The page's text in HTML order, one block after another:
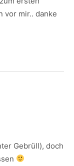
vor mir.. danke
Gebrüll), doch